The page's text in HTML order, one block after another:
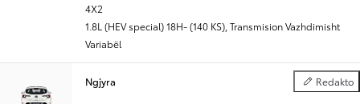
4X2
1.8L (HEV special) 18H- (140 KS), Transmision Vazhdimisht
Variabël
Ngjyra Redakto
Ngjyra